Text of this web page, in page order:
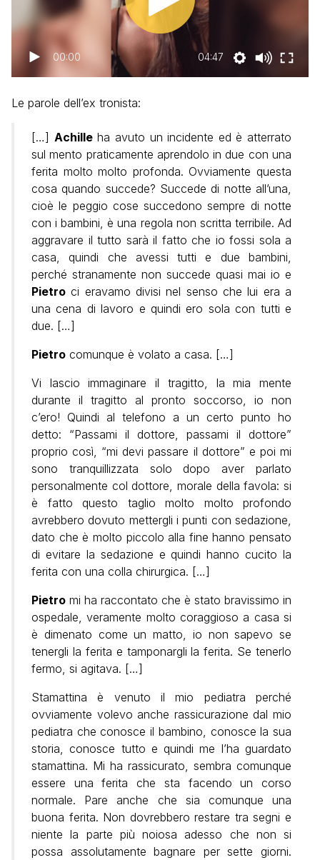
00:00 04:47
Le parole dell’ex tronista:
[…] Achilleha avuto un incidente ed è atterrato
sul mento praticamente aprendolo in due con una
ferita molto molto profonda. Ovviamente questa
cosa quando succede? Succede di notte all’una,
cioè le peggio cose succedono sempre di notte
con i bambini, è una regola non scritta terribile. Ad
aggravare il tutto sarà il fatto che io fossi sola a
casa, quindi che avessi tutti e due bambini,
perché stranamente non succede quasi mai io e
Pietro ci eravamo divisi nel senso che lui era a
una cena di lavoro e quindi ero sola con tutti e
due. […]
Pietro comunque è volato a casa. […]
Vi lascio immaginare il tragitto, la mia mente
durante il tragitto al pronto soccorso, io non
c’ero! Quindi al telefono a un certo punto ho
detto: “Passami il dottore, passami il dottore”
proprio così, “mi devi passare il dottore” e poi mi
sono tranquillizzata solo dopo aver parlato
personalmente col dottore, morale della favola: si
è fatto questo taglio molto molto profondo
avrebbero dovuto mettergli i punti con sedazione,
dato che è molto piccolo alla fine hanno pensato
di evitare la sedazione e quindi hanno cucito la
ferita con una colla chirurgica. […]
Pietro mi ha raccontato che è stato bravissimo in
ospedale, veramente molto coraggioso a casa si
è dimenato come un matto, io non sapevo se
tenergli la ferita e tamponargli la ferita. Se tenerlo
fermo, si agitava. […]
Stamattina è venuto il mio pediatra perché
ovviamente volevo anche rassicurazione dal mio
pediatra che conosce il bambino, conosce la sua
storia, conosce tutto e quindi me l’ha guardato
stamattina. Mi ha rassicurato, sembra comunque
essere una ferita che sta facendo un corso
normale. Pare anche che sia comunque una
buona ferita. Non dovrebbero restare tra segni e
niente la parte più noiosa adesso che non si
possa assolutamente bagnare per sette giorni.